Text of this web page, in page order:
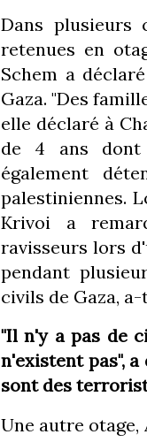
Dans plusieurs
retenues en
Schem a
Gaza. "Des
elle déclaré à
de 4 ans dont
également
palestiniennes.
Krivoi a
ravisseurs lors
pendant
civils de Gaza,
"Il n'y a pas de
n'existent pas",
sont des
Une autre otage,